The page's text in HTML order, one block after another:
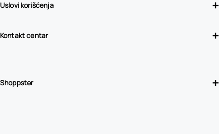
Uslovi korišćenja
Kontakt centar
Shoppster